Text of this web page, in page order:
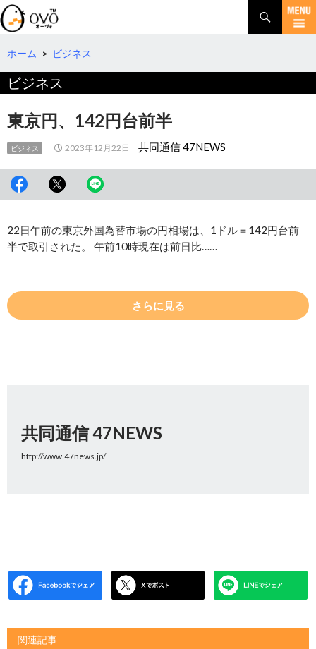
検
索
コ
テ
へ
移
動
ホーム > ビジネス
ビジネス
東京円、142円台前半
ビジネス 2023年12月22日 共同通信 47NEWS
22日午前の東京外国為替市場の円相場は、1ドル＝142円台前
半で取引された。 午前10時現在は前日比……
さらに見る
共同通信 47NEWS
http://www.47news.jp/
関連記事